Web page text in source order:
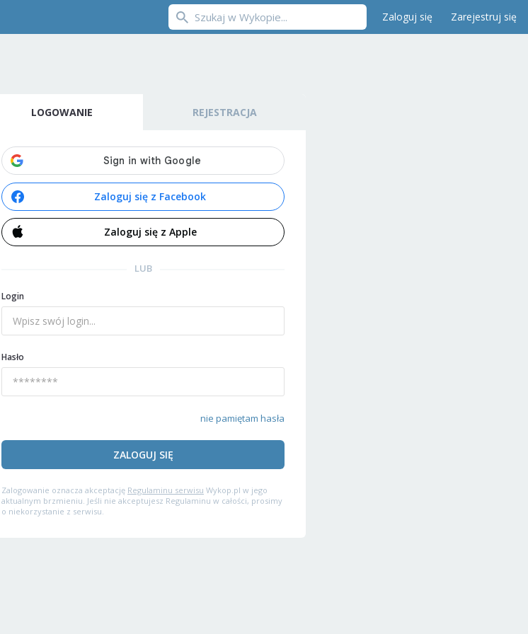
Zaloguj się Zarejestruj się
LOGOWANIE REJESTRACJA
Zaloguj się z Facebook
Zaloguj się z Apple
LUB
Login
Hasło
nie pamiętam hasła
ZALOGUJ SIĘ
Zalogowanie oznacza akceptację Regulaminu serwisu Wykop.pl w jego
aktualnym brzmieniu. Jeśli nie akceptujesz Regulaminu w całości, prosimy
o niekorzystanie z serwisu.